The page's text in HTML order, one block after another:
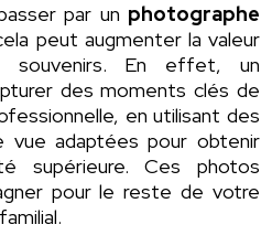
par un photographe
peut augmenter la valeur
souvenirs. En effet, un
des moments clés de
en utilisant des
vue adaptées pour obtenir
supérieure. Ces photos
pour le reste de votre